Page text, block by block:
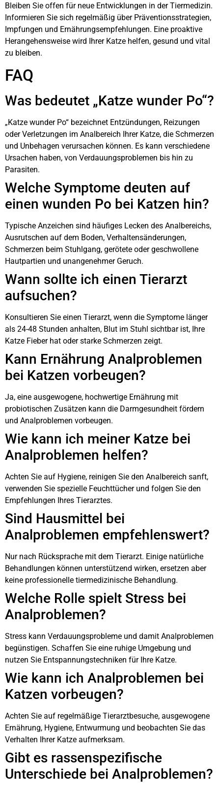
Bleiben Sie offen für neue Entwicklungen in der Tiermedizin.
Informieren Sie sich regelmäßig über Präventionsstrategien,
Impfungen und Ernährungsempfehlungen. Eine proaktive
Herangehensweise wird Ihrer Katze helfen, gesund und vital
zu bleiben.
FAQ
Was bedeutet „Katze wunder Po“?
„Katze wunder Po“ bezeichnet Entzündungen, Reizungen
oder Verletzungen im Analbereich Ihrer Katze, die Schmerzen
und Unbehagen verursachen können. Es kann verschiedene
Ursachen haben, von Verdauungsproblemen bis hin zu
Parasiten.
Welche Symptome deuten auf
einen wunden Po bei Katzen hin?
Typische Anzeichen sind häufiges Lecken des Analbereichs,
Ausrutschen auf dem Boden, Verhaltensänderungen,
Schmerzen beim Stuhlgang, gerötete oder geschwollene
Hautpartien und unangenehmer Geruch.
Wann sollte ich einen Tierarzt
aufsuchen?
Konsultieren Sie einen Tierarzt, wenn die Symptome länger
als 24-48 Stunden anhalten, Blut im Stuhl sichtbar ist, Ihre
Katze Fieber hat oder starke Schmerzen zeigt.
Kann Ernährung Analproblemen
bei Katzen vorbeugen?
Ja, eine ausgewogene, hochwertige Ernährung mit
probiotischen Zusätzen kann die Darmgesundheit fördern
und Analproblemen vorbeugen.
Wie kann ich meiner Katze bei
Analproblemen helfen?
Achten Sie auf Hygiene, reinigen Sie den Analbereich sanft,
verwenden Sie spezielle Feuchttücher und folgen Sie den
Empfehlungen Ihres Tierarztes.
Sind Hausmittel bei
Analproblemen empfehlenswert?
Nur nach Rücksprache mit dem Tierarzt. Einige natürliche
Behandlungen können unterstützend wirken, ersetzen aber
keine professionelle tiermedizinische Behandlung.
Welche Rolle spielt Stress bei
Analproblemen?
Stress kann Verdauungsprobleme und damit Analproblemen
begünstigen. Schaffen Sie eine ruhige Umgebung und
nutzen Sie Entspannungstechniken für Ihre Katze.
Wie kann ich Analproblemen bei
Katzen vorbeugen?
Achten Sie auf regelmäßige Tierarztbesuche, ausgewogene
Ernährung, Hygiene, Entwurmung und beobachten Sie das
Verhalten Ihrer Katze aufmerksam.
Gibt es rassenspezifische
Unterschiede bei Analproblemen?